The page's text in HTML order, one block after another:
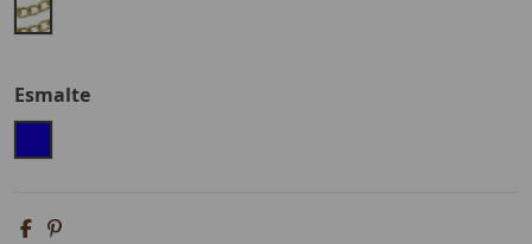
Cadena
Esmalte